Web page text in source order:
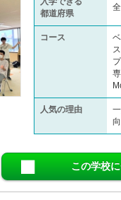
都道府県
コース
人気の理由
この学校